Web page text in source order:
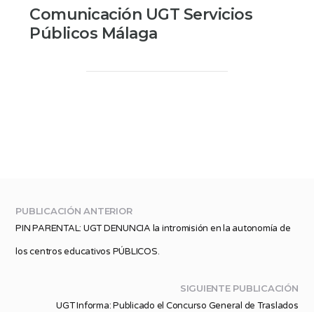
Comunicación UGT Servicios
Públicos Málaga
PUBLICACIÓN ANTERIOR
PIN PARENTAL: UGT DENUNCIA la intromisión en la autonomía de
los centros educativos PÚBLICOS.
SIGUIENTE PUBLICACIÓN
UGT Informa: Publicado el Concurso General de Traslados